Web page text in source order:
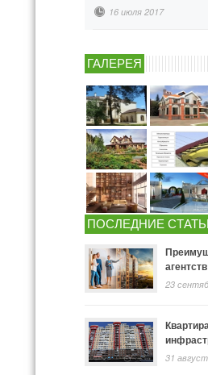
16 июля 2017
ГАЛЕРЕЯ
ПОСЛЕДНИЕ
23
31